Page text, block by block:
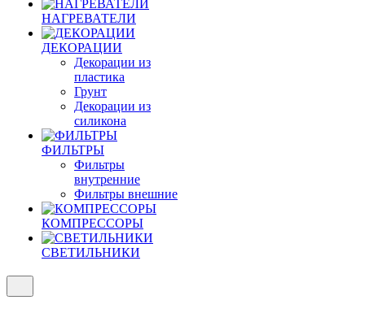
НАГРЕВАТЕЛИ
ДЕКОРАЦИИ
Декорации из
пластика
Грунт
Декорации из
силикона
ФИЛЬТРЫ
Фильтры
внутренние
Фильтры внешние
КОМПРЕССОРЫ
СВЕТИЛЬНИКИ